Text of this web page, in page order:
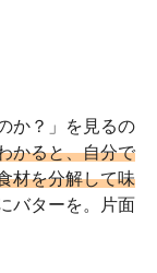
か？」を見るの
かると、自分で
材を分解して味
バターを。片面